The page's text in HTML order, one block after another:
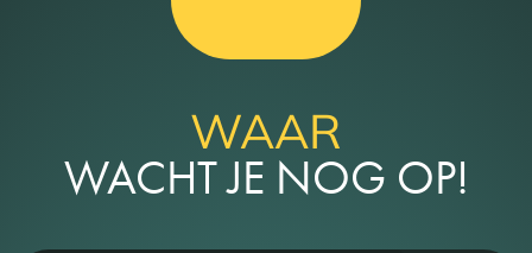
WAAR
WACHT JE NOG OP!